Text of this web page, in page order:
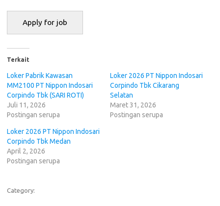
Terkait
Loker Pabrik Kawasan
MM2100 PT Nippon Indosari
Corpindo Tbk (SARI ROTI)
Juli 11, 2026
Postingan serupa
Loker 2026 PT Nippon Indosari
Corpindo Tbk Cikarang
Selatan
Maret 31, 2026
Postingan serupa
Loker 2026 PT Nippon Indosari
Corpindo Tbk Medan
April 2, 2026
Postingan serupa
Category: